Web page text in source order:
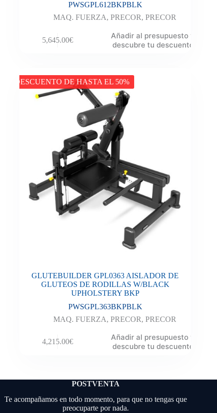
PWSGPL612BKPBLK
MAQ. FUERZA,PRECOR,PRECOR
5,645.00€
Añadir al presupuesto y
descubre tu descuento
DESCUENTO DE HASTA EL 50%
GLUTEBUILDER GPL0363 AISLADOR DE
GLUTEOS DE RODILLAS W/BLACK
UPHOLSTERY BKP
PWSGPL363BKPBLK
MAQ. FUERZA,PRECOR,PRECOR
4,215.00€
Añadir al presupuesto y
descubre tu descuento
POSTVENTA
Te acompañamos en todo momento, para que no tengas que
preocuparte por nada.